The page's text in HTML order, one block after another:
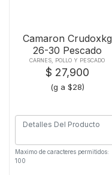
Camaron Crudoxkg
26-30 Pescado
CARNES, POLLO Y PESCADO
$ 27,900
(g a $28)
Maximo de caracteres permitidos:
100